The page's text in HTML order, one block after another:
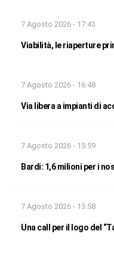
7 Agosto 2026 - 17:43
Viabilità, le riaperture
7 Agosto 2026 - 16:48
Via libera a impianti di
7 Agosto 2026 - 15:59
Bardi: 1,6 milioni per i
7 Agosto 2026 - 13:58
Una call per il logo del